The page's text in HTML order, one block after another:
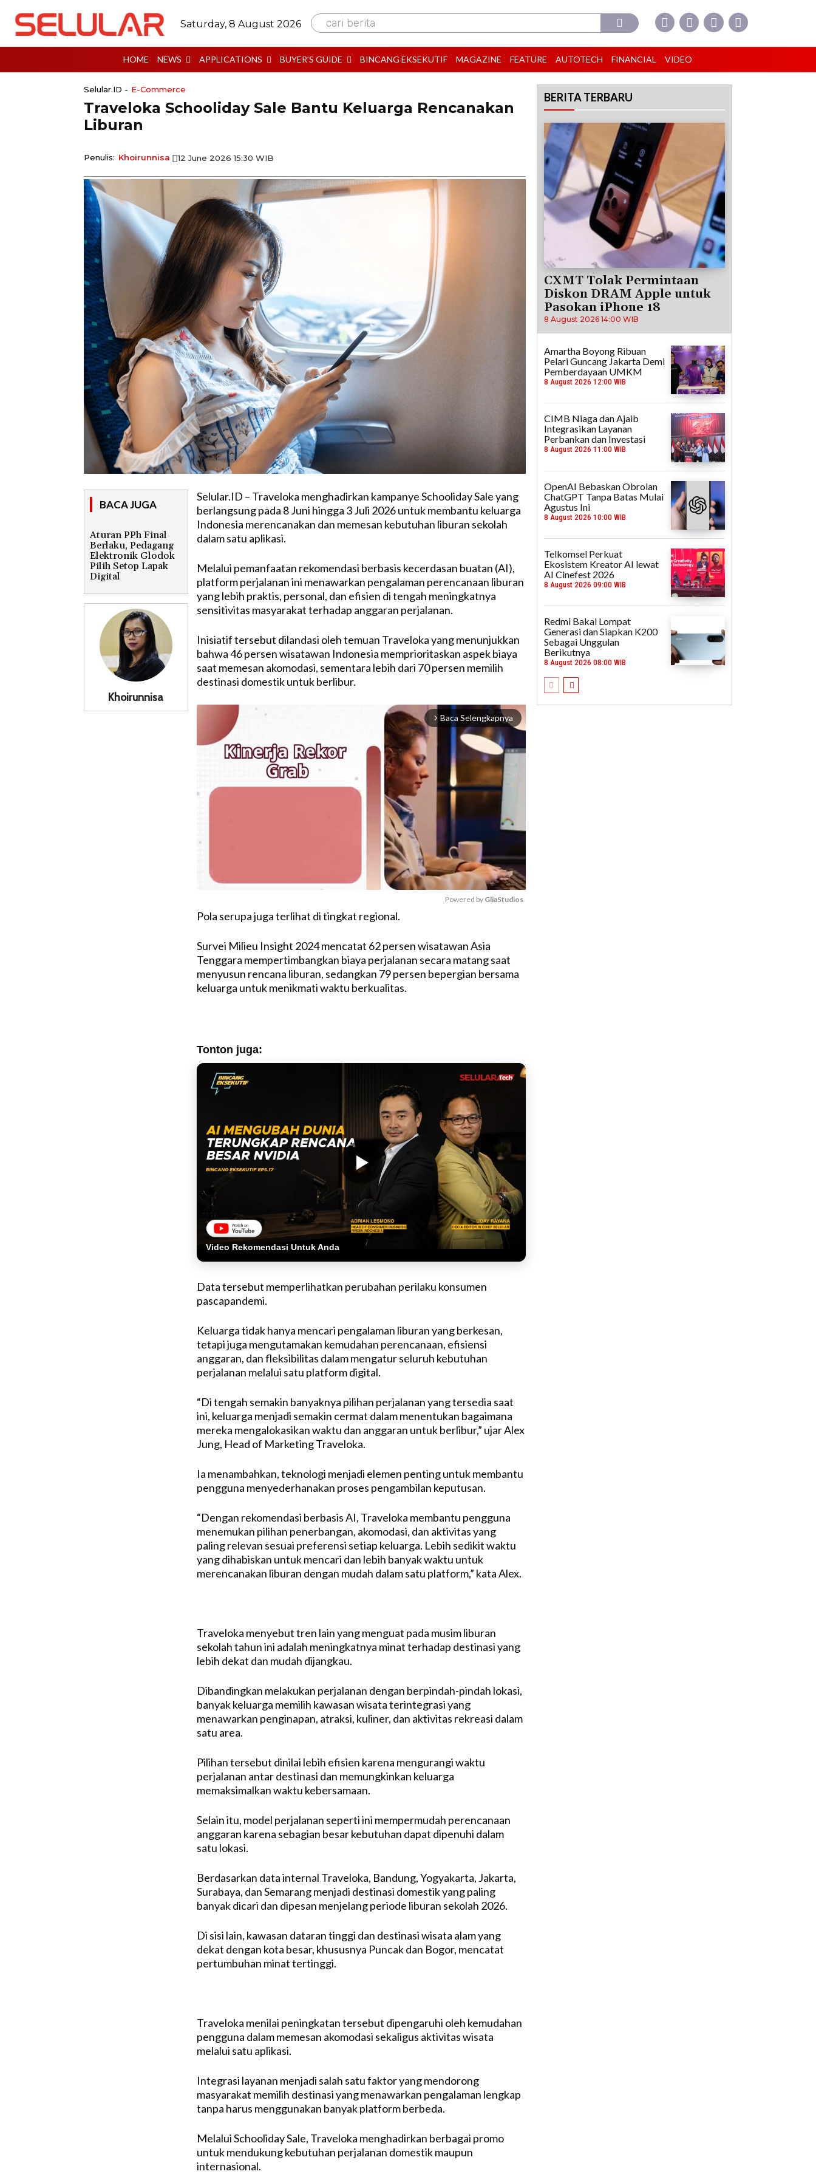
Saturday, 8 August 2026 cari berita
HOME NEWS APPLICATIONS BUYER’S GUIDE BINCANG EKSEKUTIF MAGAZINE FEATURE AUTOTECH FINANCIAL VIDEO
Selular.ID - E-Commerce
Traveloka Schooliday Sale Bantu Keluarga Rencanakan
Liburan
Penulis: Khoirunnisa 12 June 2026 15:30 WIB
BACA JUGA
Aturan PPh Final
Berlaku, Pedagang
Elektronik Glodok
Pilih Setop Lapak
Digital
Khoirunnisa
Selular.ID – Traveloka menghadirkan kampanye Schooliday Sale yang
berlangsung pada 8 Juni hingga 3 Juli 2026 untuk membantu keluarga
Indonesia merencanakan dan memesan kebutuhan liburan sekolah
dalam satu aplikasi.
Melalui pemanfaatan rekomendasi berbasis kecerdasan buatan (AI),
platform perjalanan ini menawarkan pengalaman perencanaan liburan
yang lebih praktis, personal, dan efisien di tengah meningkatnya
sensitivitas masyarakat terhadap anggaran perjalanan.
Inisiatif tersebut dilandasi oleh temuan Traveloka yang menunjukkan
bahwa 46 persen wisatawan Indonesia memprioritaskan aspek biaya
saat memesan akomodasi, sementara lebih dari 70 persen memilih
destinasi domestik untuk berlibur.
arrow_forward_ios Baca Selengkapnya
u
t
Powered by GliaStudios
Pola serupa juga terlihat di tingkat regional.
Survei Milieu Insight 2024 mencatat 62 persen wisatawan Asia
Tenggara mempertimbangkan biaya perjalanan secara matang saat
menyusun rencana liburan, sedangkan 79 persen bepergian bersama
keluarga untuk menikmati waktu berkualitas.
Tonton juga:
Video Rekomendasi Untuk Anda
Data tersebut memperlihatkan perubahan perilaku konsumen
pascapandemi.
Keluarga tidak hanya mencari pengalaman liburan yang berkesan,
tetapi juga mengutamakan kemudahan perencanaan, efisiensi
anggaran, dan fleksibilitas dalam mengatur seluruh kebutuhan
perjalanan melalui satu platform digital.
“Di tengah semakin banyaknya pilihan perjalanan yang tersedia saat
ini, keluarga menjadi semakin cermat dalam menentukan bagaimana
mereka mengalokasikan waktu dan anggaran untuk berlibur,” ujar Alex
Jung, Head of Marketing Traveloka.
Ia menambahkan, teknologi menjadi elemen penting untuk membantu
pengguna menyederhanakan proses pengambilan keputusan.
“Dengan rekomendasi berbasis AI, Traveloka membantu pengguna
menemukan pilihan penerbangan, akomodasi, dan aktivitas yang
paling relevan sesuai preferensi setiap keluarga. Lebih sedikit waktu
yang dihabiskan untuk mencari dan lebih banyak waktu untuk
merencanakan liburan dengan mudah dalam satu platform,” kata Alex.
Traveloka menyebut tren lain yang menguat pada musim liburan
sekolah tahun ini adalah meningkatnya minat terhadap destinasi yang
lebih dekat dan mudah dijangkau.
Dibandingkan melakukan perjalanan dengan berpindah-pindah lokasi,
banyak keluarga memilih kawasan wisata terintegrasi yang
menawarkan penginapan, atraksi, kuliner, dan aktivitas rekreasi dalam
satu area.
Pilihan tersebut dinilai lebih efisien karena mengurangi waktu
perjalanan antar destinasi dan memungkinkan keluarga
memaksimalkan waktu kebersamaan.
Selain itu, model perjalanan seperti ini mempermudah perencanaan
anggaran karena sebagian besar kebutuhan dapat dipenuhi dalam
satu lokasi.
Berdasarkan data internal Traveloka, Bandung, Yogyakarta, Jakarta,
Surabaya, dan Semarang menjadi destinasi domestik yang paling
banyak dicari dan dipesan menjelang periode liburan sekolah 2026.
Di sisi lain, kawasan dataran tinggi dan destinasi wisata alam yang
dekat dengan kota besar, khususnya Puncak dan Bogor, mencatat
pertumbuhan minat tertinggi.
Traveloka menilai peningkatan tersebut dipengaruhi oleh kemudahan
pengguna dalam memesan akomodasi sekaligus aktivitas wisata
melalui satu aplikasi.
Integrasi layanan menjadi salah satu faktor yang mendorong
masyarakat memilih destinasi yang menawarkan pengalaman lengkap
tanpa harus menggunakan banyak platform berbeda.
Melalui Schooliday Sale, Traveloka menghadirkan berbagai promo
untuk mendukung kebutuhan perjalanan domestik maupun
internasional.
BERITA TERBARU
CXMT Tolak Permintaan
Diskon DRAM Apple untuk
Pasokan iPhone 18
8 August 2026 14:00 WIB
Amartha Boyong Ribuan
Pelari Guncang Jakarta Demi
Pemberdayaan UMKM
8 August 2026 12:00 WIB
CIMB Niaga dan Ajaib
Integrasikan Layanan
Perbankan dan Investasi
8 August 2026 11:00 WIB
OpenAI Bebaskan Obrolan
ChatGPT Tanpa Batas Mulai
Agustus Ini
8 August 2026 10:00 WIB
Telkomsel Perkuat
Ekosistem Kreator AI lewat
AI Cinefest 2026
8 August 2026 09:00 WIB
Redmi Bakal Lompat
Generasi dan Siapkan K200
Sebagai Unggulan
Berikutnya
8 August 2026 08:00 WIB